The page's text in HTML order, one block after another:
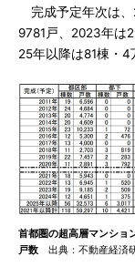
完成予定年次は、
9781戸、2023年は
25年以降は81棟・4
首都圏の超高層マンショ
戸数 出典：不動産経済